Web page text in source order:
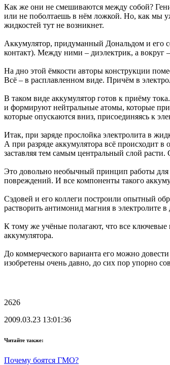
Как же они не смешиваются между собой?
или не поболтаешь в нём ложкой. Но, как мы
жидкостей тут не возникнет.
Аккумулятор, придуманный Дональдом и его
контакт). Между ними – диэлектрик, а вокруг
На дно этой ёмкости авторы конструкции
Всё – в расплавленном виде. Причём в
В таком виде аккумулятор готов к приёму
и формируют нейтральные атомы, которые
которые опускаются вниз, присоединяясь к
Итак, при заряде прослойка электролита в
А при разряде аккумулятора всё происходит в
заставляя тем самым центральный слой
Это довольно необычный принцип работы для
повреждений. И все компоненты такого
Сэдовей и его коллеги построили опытный
растворить антимонид магния в электролите
К тому же учёные полагают, что все ключевые
аккумулятора.
До коммерческого варианта его можно
изобретены очень давно, до сих пор упорно
2626
2009.03.23 13:01:36
Читайте также:
Почему боятся ГМО?